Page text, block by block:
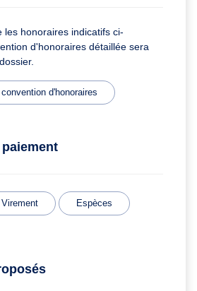
les honoraires indicatifs ci-
d'honoraires détaillée sera
d'honoraires
Virement Espèces